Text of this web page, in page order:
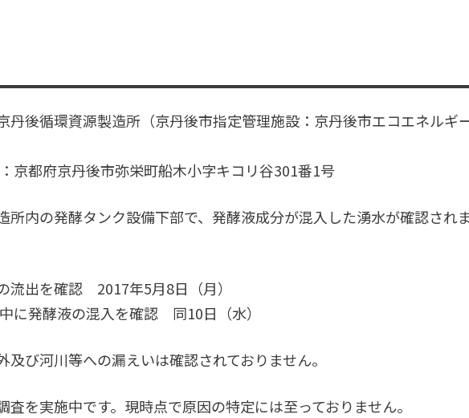
後循環資源製造所（京丹後市指定管理施設：京丹後市エコエネルギ
丹後市弥栄町船木小字キコリ谷301番1号
内の発酵タンク設備下部で、発酵液成分が混入した湧水が確認され
出を確認 2017年5月8日（月）
の混入を確認 同10日（水）
び河川等への漏えいは確認されておりません。
を実施中です。現時点で原因の特定には至っておりません。